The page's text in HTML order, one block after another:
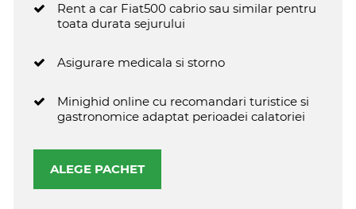
Rent a car Fiat500 cabrio sau similar pentru
toata durata sejurului
Asigurare medicala si storno
Minighid online cu recomandari turistice si
gastronomice adaptat perioadei calatoriei
ALEGE PACHET